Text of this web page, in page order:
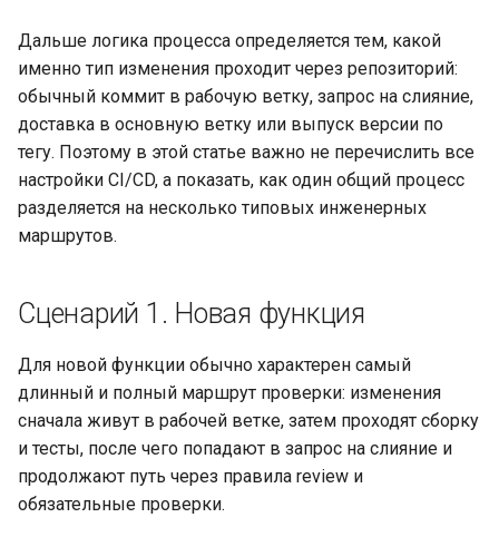
Дальше логика процесса определяется тем, какой
именно тип изменения проходит через репозиторий:
обычный коммит в рабочую ветку, запрос на слияние,
доставка в основную ветку или выпуск версии по
тегу. Поэтому в этой статье важно не перечислить все
настройки CI/CD, а показать, как один общий процесс
разделяется на несколько типовых инженерных
маршрутов.
Сценарий 1. Новая функция
Для новой функции обычно характерен самый
длинный и полный маршрут проверки: изменения
сначала живут в рабочей ветке, затем проходят сборку
и тесты, после чего попадают в запрос на слияние и
продолжают путь через правила review и
обязательные проверки.